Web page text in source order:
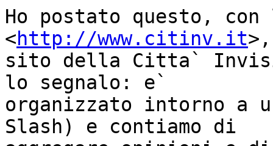
Ho postato questo,
<http://www.citinv.it
sito della Citta`
lo segnalo: e`
organizzato intorno a
Slash) e contiamo di